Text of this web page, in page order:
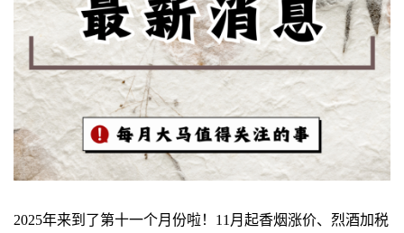
2025年来到了第十一个月份啦！11月起香烟涨价、烈酒加税